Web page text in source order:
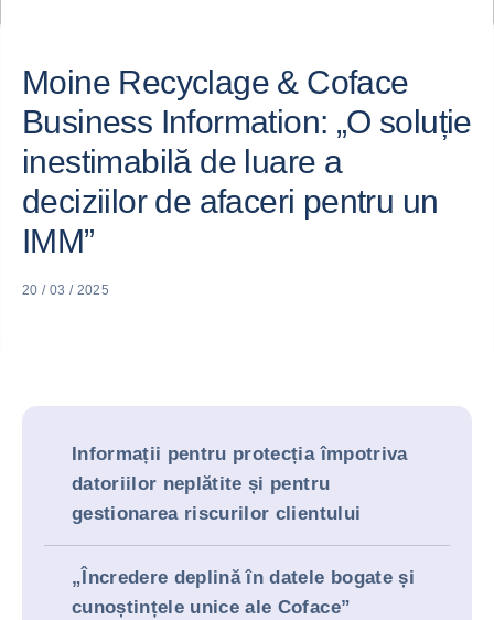
Moine Recyclage & Coface
Business Information: „O soluție
inestimabilă de luare a
deciziilor de afaceri pentru un
IMM”
20 / 03 / 2025
Informații pentru protecția împotriva
datoriilor neplătite și pentru
gestionarea riscurilor clientului
„Încredere deplină în datele bogate și
cunoștințele unice ale Coface”